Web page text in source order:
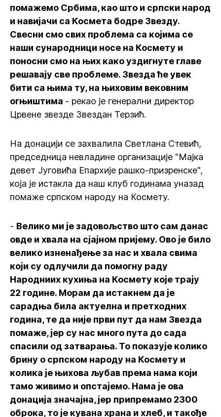
помажемо Србима, као што и српски народ
и навијачи са Космета бодре Звезду.
Свесни смо свих проблема са којима се
наши сународници носе на Космету и
поносни смо на њих како уздигнуте главе
решавају све проблеме. Звезда ће увек
бити са њима ту, на њиховим вековним
огњиштима - рекао је генерални директор
Црвене звезде Звездан Терзић.
На донацији се захвалила Светлана Стевић,
председница невладине организације "Мајка
девет Југовића Епархије рашко-призренске",
која је истакла да наш клуб годинама уназад
помаже српском народу на Космету.
- Велико ми је задовољство што сам данас
овде и хвала на сјајном пријему. Ово је било
велико изненађење за нас и хвала свима
који су одлучили да помогну раду
Народниих кухиња на Космету које трају
22 године. Морам да истакнем да је
сарадња била актуелна и претходних
година, те да није први пут да нам Звезда
помаже, јер су нас много пута до сада
спасили од затварања. То показује колико
брину о српском народу на Космету и
колика је њихова љубав према нама који
тамо живимо и опстајемо. Нама је ова
донација значајна, јер припремамо 2300
оброка, то је кувана храна и хлеб, и такође